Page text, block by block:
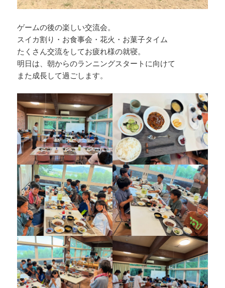
ゲームの後の楽しい交流会。
スイカ割り・お食事会・花火・お菓子タイム
たくさん交流をしてお疲れ様の就寝。
明日は、朝からのランニングスタートに向けて
また成長して過ごします。